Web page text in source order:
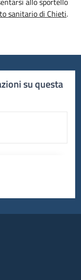
sanitario di Chieti.
su questa